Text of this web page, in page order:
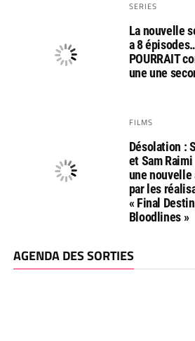
SERIES
La nouvelle
a 8
POURRAIT
une une
FILMS
Désolation :
et Sam
une nouvelle
par les
« Final
Bloodlines »
AGENDA DES SORTIES